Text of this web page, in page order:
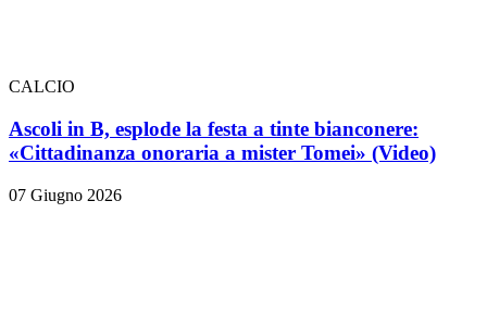
CALCIO
Ascoli in B, esplode la festa a tinte bianconere:
«Cittadinanza onoraria a mister Tomei» (Video)
07 Giugno 2026